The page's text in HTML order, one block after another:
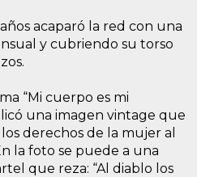
acaparó la red con una
y cubriendo su torso
“Mi cuerpo es mi
una imagen vintage que
derechos de la mujer al
la foto se puede a una
que reza: “Al diablo los